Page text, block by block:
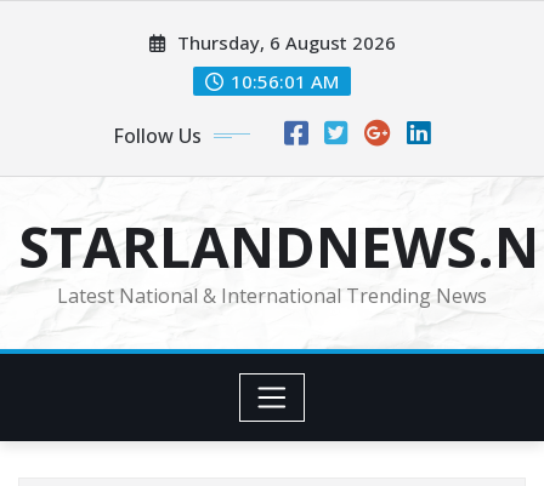
Thursday, 6 August 2026
10:56:02 AM
Follow Us
Latest National & International Trending News